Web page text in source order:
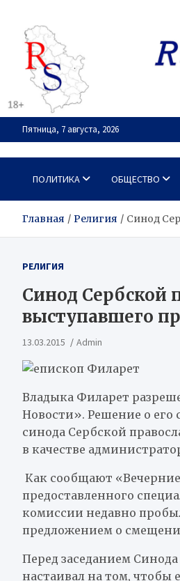
содержимому
Пятница, 7 августа, 2026
RuSerbia.com
О Сербии – по-русски
ПОЛИТИКА
ОБЩЕСТВО
Главная Религия Синод
РЕЛИГИЯ
Синод Сербской
выступавшего
13.03.2015 Admin
Владыка Филарет
Новости». Решение о его
синода Сербской
в качестве
Как сообщают
предоставленного
комиссии недавно
предложением о
Перед заседанием
настаивал на том, чтобы